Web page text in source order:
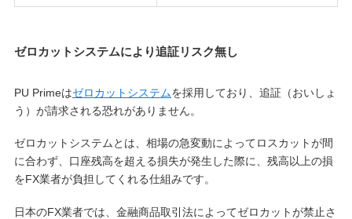
ゼロカットシステムにより追証リスク無し
PU Primeはゼロカットシステムを採用しており、追証（おいしょ
う）が請求される恐れがありません。
ゼロカットシステムとは、相場の急変動によってロスカットが間
に合わず、口座残高を超える損失が発生した際に、残高以上の損
をFX業者が負担してくれる仕組みです。
日本のFX業者では、金融商品取引法によってゼロカットが禁止さ